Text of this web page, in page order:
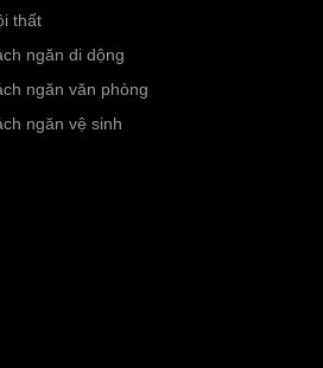
thất
ngăn di dộng
ngăn văn phòng
ngăn vệ sinh